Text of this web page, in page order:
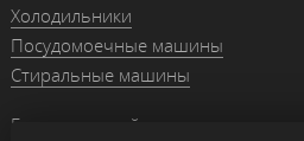
Холодильники
Посудомоечные машины
Стиральные машины
Гранитные мойки